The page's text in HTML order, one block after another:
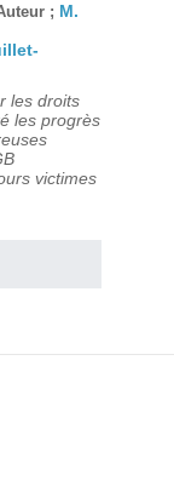
; M.
les droits
les progrès
victimes